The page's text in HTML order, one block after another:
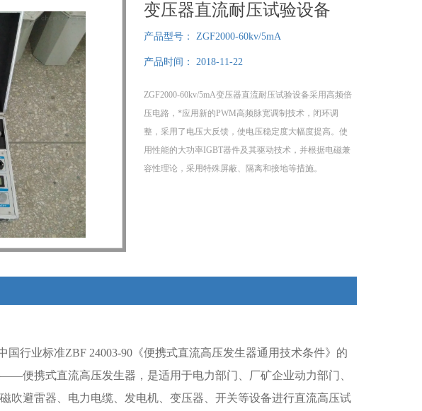
变压器直流耐压试验设备
产品型号： ZGF2000-60kv/5mA
产品时间： 2018-11-22
ZGF2000-60kv/5mA变压器直流耐压试验设备采用高频倍
压电路，*应用新的PWM高频脉宽调制技术，闭环调
整，采用了电压大反馈，使电压稳定度大幅度提高。使
用性能的大功率IGBT器件及其驱动技术，并根据电磁兼
容性理论，采用特殊屏蔽、隔离和接地等措施。
国行业标准ZBF 24003-90《便携式直流高压发生器通用技术条件》的
便携式直流高压发生器，是适用于电力部门、厂矿企业动力部门、
吹避雷器、电力电缆、发电机、变压器、开关等设备进行直流高压试